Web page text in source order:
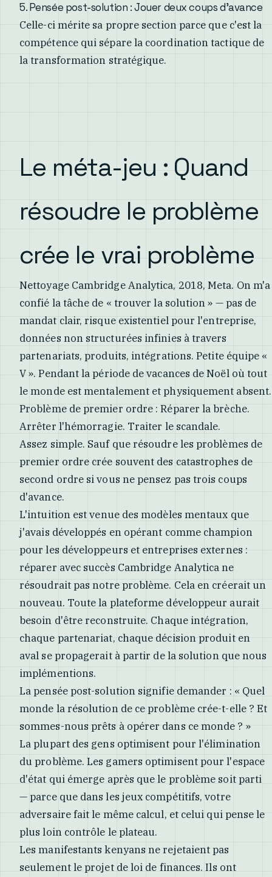
5. Pensée post-solution : Jouer deux coups d'avance
Celle-ci mérite sa propre section parce que c'est la
compétence qui sépare la coordination tactique de
la transformation stratégique.
Le méta-jeu : Quand
résoudre le problème
crée le vrai problème
Nettoyage Cambridge Analytica, 2018, Meta. On m'a
confié la tâche de « trouver la solution » — pas de
mandat clair, risque existentiel pour l'entreprise,
données non structurées infinies à travers
partenariats, produits, intégrations. Petite équipe «
V ». Pendant la période de vacances de Noël où tout
le monde est mentalement et physiquement absent.
Problème de premier ordre : Réparer la brèche.
Arrêter l'hémorragie. Traiter le scandale.
Assez simple. Sauf que résoudre les problèmes de
premier ordre crée souvent des catastrophes de
second ordre si vous ne pensez pas trois coups
d'avance.
L'intuition est venue des modèles mentaux que
j'avais développés en opérant comme champion
pour les développeurs et entreprises externes :
réparer avec succès Cambridge Analytica ne
résoudrait pas notre problème. Cela en créerait un
nouveau. Toute la plateforme développeur aurait
besoin d'être reconstruite. Chaque intégration,
chaque partenariat, chaque décision produit en
aval se propagerait à partir de la solution que nous
implémentions.
La pensée post-solution signifie demander : « Quel
monde la résolution de ce problème crée-t-elle ? Et
sommes-nous prêts à opérer dans ce monde ? »
La plupart des gens optimisent pour l'élimination
du problème. Les gamers optimisent pour l'espace
d'état qui émerge après que le problème soit parti
— parce que dans les jeux compétitifs, votre
adversaire fait le même calcul, et celui qui pense le
plus loin contrôle le plateau.
Les manifestants kenyans ne rejetaient pas
seulement le projet de loi de finances. Ils ont